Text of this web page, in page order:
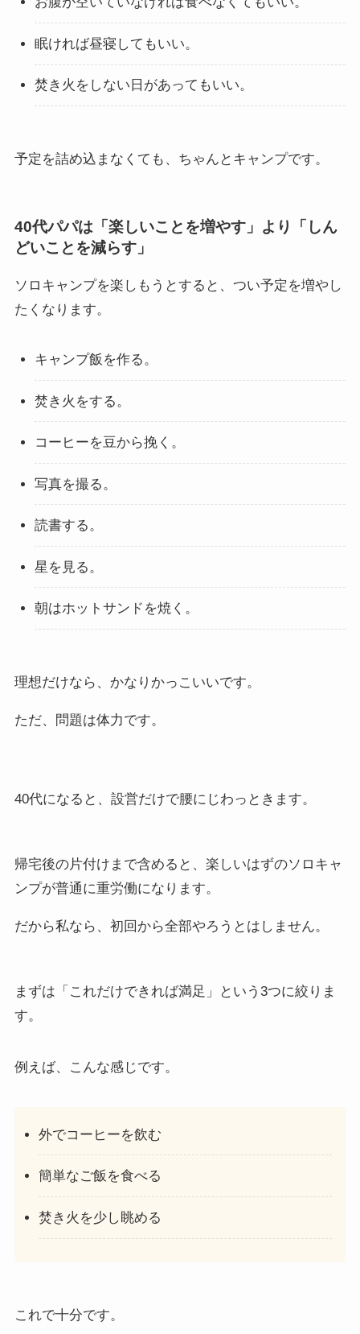
眠ければ昼寝してもいい。
焚き火をしない日があってもいい。
予定を詰め込まなくても、ちゃんとキャンプです。
40代パパは「楽しいことを増やす」より「しん
どいことを減らす」
ソロキャンプを楽しもうとすると、つい予定を増やし
たくなります。
キャンプ飯を作る。
焚き火をする。
コーヒーを豆から挽く。
写真を撮る。
読書する。
星を見る。
朝はホットサンドを焼く。
理想だけなら、かなりかっこいいです。
ただ、問題は体力です。
40代になると、設営だけで腰にじわっときます。
帰宅後の片付けまで含めると、楽しいはずのソロキャ
ンプが普通に重労働になります。
だから私なら、初回から全部やろうとはしません。
まずは「これだけできれば満足」という3つに絞りま
す。
例えば、こんな感じです。
外でコーヒーを飲む
簡単なご飯を食べる
焚き火を少し眺める
これで十分です。